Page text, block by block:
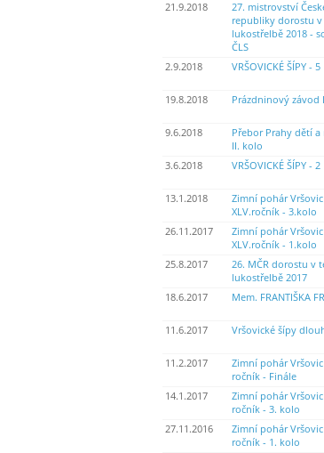
21.9.2018
27. mistrovství
republiky dorostu v
lukostřelbě 2018 -
ČLS
2.9.2018 VRŠOVICKÉ ŠÍPY - 5
19.8.2018
Prázdninový závod
9.6.2018
Přebor Prahy dětí a
II. kolo
3.6.2018
VRŠOVICKÉ ŠÍPY - 2
13.1.2018
Zimní pohár Vršovic
XLV.ročník - 3.kolo
26.11.2017
Zimní pohár Vršovic
XLV.ročník - 1.kolo
25.8.2017
26. MČR dorostu v
lukostřelbě 2017
18.6.2017
Mem. FRANTIŠKA
11.6.2017
Vršovické šípy
11.2.2017
Zimní pohár Vršovic
ročník - Finále
14.1.2017
Zimní pohár Vršovic
ročník - 3. kolo
27.11.2016
Zimní pohár Vršovic
ročník - 1. kolo